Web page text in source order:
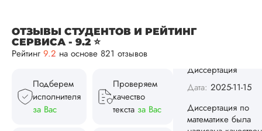
ОТЗЫВЫ СТУДЕНТОВ И РЕЙТИНГ
СЕРВИСА - 9.2 ⭐
Рейтинг 9.2 на основе 821 отзывов
Подберем
исполнителя
за Вас
Проверяем
качество
текста за Вас
Диссертация по
Понравилось, как
выполнили все
работы: сначала
проблемы, потом
рассказали о